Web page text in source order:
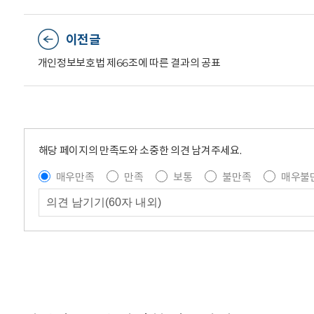
이전글
개인정보보호법 제66조에 따른 결과의 공표
해당 페이지의 만족도와 소중한 의견 남겨주세요.
매우만족
만족 보통 불만족 매우불